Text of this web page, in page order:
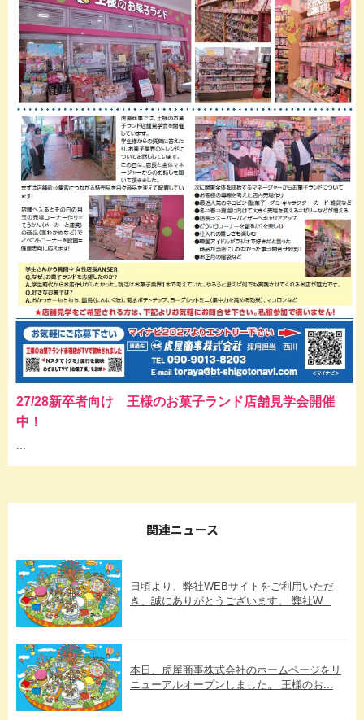
27/28新卒者向け 王様のお菓子ランド店舗見学会開催
中！
関連ニュース
日頃より、弊社WEBサイトをご利用いただ
き、誠にありがとうございます。 弊社W...
本日、虎屋商事株式会社のホームページをリ
ニューアルオープンしました。 王様のお...